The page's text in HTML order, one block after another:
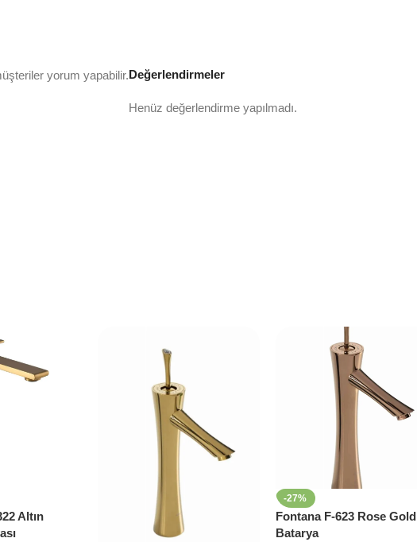
Değerlendirmeler
Henüz değerlendirme yapılmadı.
yorum yapabilir.
Altın
-27%
Fontana F-623 Rose Gold
Batarya